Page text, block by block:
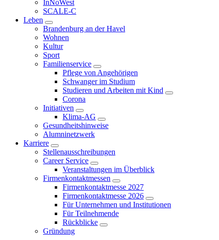
InNoWest
SCALE-C
Leben
Brandenburg an der Havel
Wohnen
Kultur
Sport
Familienservice
Pflege von Angehörigen
Schwanger im Studium
Studieren und Arbeiten mit Kind
Corona
Initiativen
Klima-AG
Gesundheitshinweise
Alumninetzwerk
Karriere
Stellenausschreibungen
Career Service
Veranstaltungen im Überblick
Firmenkontaktmessen
Firmenkontaktmesse 2027
Firmenkontaktmesse 2026
Für Unternehmen und Institutionen
Für Teilnehmende
Rückblicke
Gründung